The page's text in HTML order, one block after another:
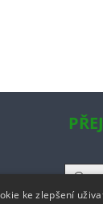
ke zlepšení